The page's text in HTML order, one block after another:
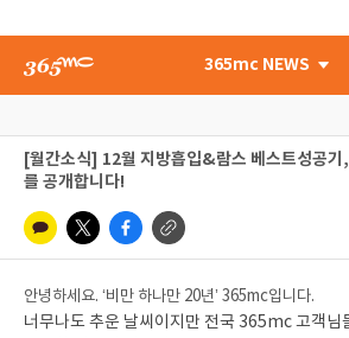
365mc NEWS
[월간소식] 12월 지방흡입&람스 베스트성공
를 공개합니다!
안녕하세요. ‘비만 하나만 20년’ 365mc입니다.
너무나도 추운 날씨이지만 전국 365mc 고객님